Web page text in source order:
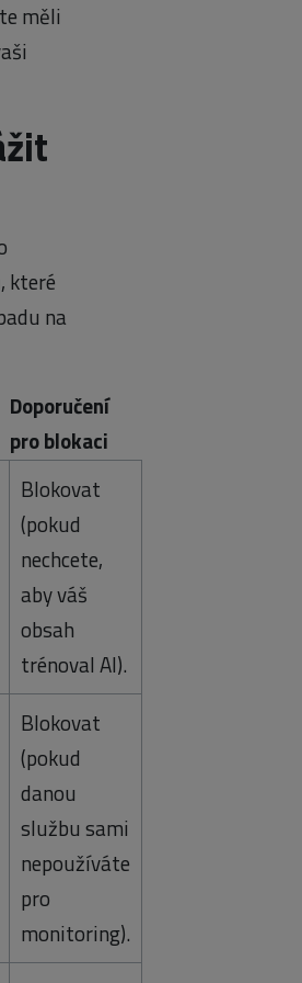
měli
které
na
Doporučení
pro blokaci
Blokovat
(pokud
nechcete,
aby váš
obsah
trénoval AI).
Blokovat
(pokud
danou
službu sami
nepoužíváte
pro
monitoring).